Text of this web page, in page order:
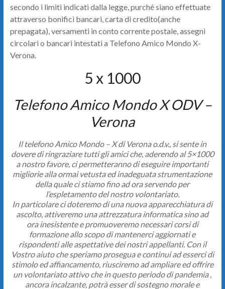
secondo i limiti indicati dalla legge, purché siano effettuate
attraverso bonifici bancari, carta di credito(anche
prepagata), versamenti in conto corrente postale, assegni
circolari o bancari intestati a Telefono Amico Mondo X-
Verona.
5 x 1000
Telefono Amico Mondo X ODV –
Verona
Il telefono Amico Mondo – X di Verona o.d.v., si sente in
dovere di ringraziare tutti gli amici che, aderendo al 5×1000
a nostro favore, ci permetteranno di eseguire importanti
migliorie alla ormai vetusta ed inadeguata strumentazione
della quale ci stiamo fino ad ora servendo per
l’espletamento del nostro volontariato.
In particolare ci doteremo di una nuova apparecchiatura di
ascolto, attiveremo una attrezzatura informatica sino ad
ora inesistente e promuoveremo necessari corsi di
formazione allo scopo di mantenerci aggiornati e
rispondenti alle aspettative dei nostri appellanti. Con il
Vostro aiuto che speriamo prosegua e continui ad esserci di
stimolo ed affiancamento, riusciremo ad ampliare ed offrire
un volontariato attivo che in questo periodo di pandemia ,
ancora incalzante, potrà esser di sostegno morale e